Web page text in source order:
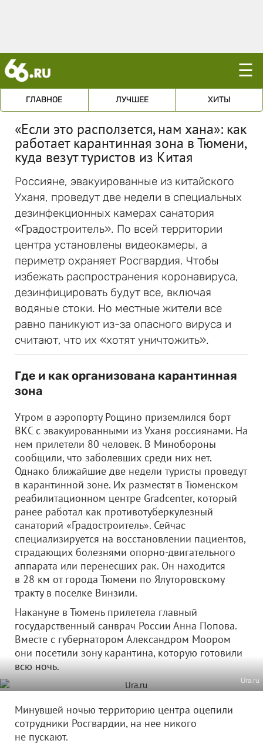
☰
ГЛАВНОЕ ЛУЧШЕЕ ХИТЫ
«Если это расползется, нам хана»: как
работает карантинная зона в Тюмени,
куда везут туристов из Китая
Россияне, эвакуированные из китайского
Уханя, проведут две недели в специальных
дезинфекционных камерах санатория
«Градостроитель». По всей территории
центра установлены видеокамеры, а
периметр охраняет Росгвардия. Чтобы
избежать распространения коронавируса,
дезинфицировать будут все, включая
водяные стоки. Но местные жители все
равно паникуют из-за опасного вируса и
считают, что их «хотят уничтожить».
Где и как организована карантинная
зона
Утром в аэропорту Рощино приземлился борт
ВКС с эвакуированными из Уханя россиянами. На
нем прилетели 80 человек. В Минобороны
сообщили, что заболевших среди них нет.
Однако ближайшие две недели туристы проведут
в карантинной зоне. Их разместят в Тюменском
реабилитационном центре Gradcenter, который
ранее работал как противотуберкулезный
санаторий «Градостроитель». Сейчас
специализируется на восстановлении пациентов,
страдающих болезнями опорно-двигательного
аппарата или перенесших рак. Он находится
в 28 км от города Тюмени по Ялуторовскому
тракту в поселке Винзили.
Накануне в Тюмень прилетела главный
государственный санврач России Анна Попова.
Вместе с губернатором Александром Моором
они посетили зону карантина, которую готовили
всю ночь.
Ura.ru
Минувшей ночью территорию центра оцепили
сотрудники Росгвардии, на нее никого
не пускают.